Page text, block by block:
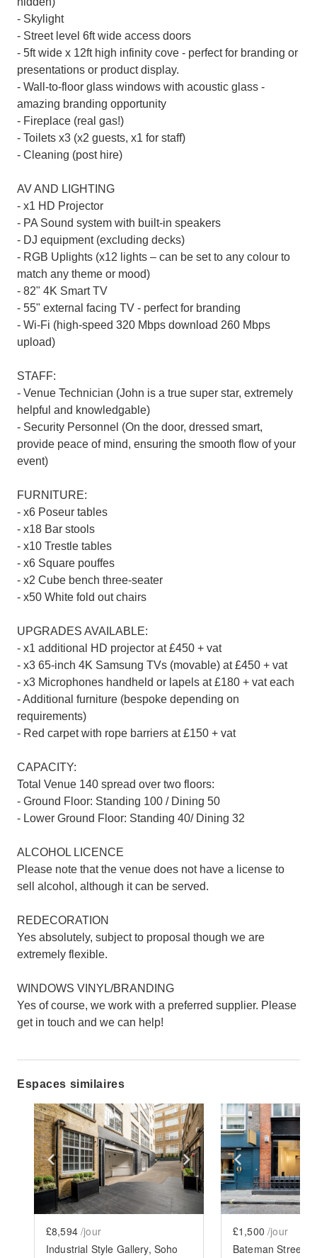
- Skylight
- Street level 6ft wide access doors
- 5ft wide x 12ft high infinity cove - perfect for branding or
presentations or product display.
- Wall-to-floor glass windows with acoustic glass -
amazing branding opportunity
- Fireplace (real gas!)
- Toilets x3 (x2 guests, x1 for staff)
- Cleaning (post hire)
AV AND LIGHTING
- x1 HD Projector
- PA Sound system with built-in speakers
- DJ equipment (excluding decks)
- RGB Uplights (x12 lights – can be set to any colour to
match any theme or mood)
- 82" 4K Smart TV
- 55" external facing TV - perfect for branding
- Wi-Fi (high-speed 320 Mbps download 260 Mbps
upload)
STAFF:
- Venue Technician (John is a true super star, extremely
helpful and knowledgable)
- Security Personnel (On the door, dressed smart,
provide peace of mind, ensuring the smooth flow of your
event)
FURNITURE:
- x6 Poseur tables
- x18 Bar stools
- x10 Trestle tables
- x6 Square pouffes
- x2 Cube bench three-seater
- x50 White fold out chairs
UPGRADES AVAILABLE:
- x1 additional HD projector at £450 + vat
- x3 65-inch 4K Samsung TVs (movable) at £450 + vat
- x3 Microphones handheld or lapels at £180 + vat each
- Additional furniture (bespoke depending on
requirements)
- Red carpet with rope barriers at £150 + vat
CAPACITY:
Total Venue 140 spread over two floors:
- Ground Floor: Standing 100 / Dining 50
- Lower Ground Floor: Standing 40/ Dining 32
ALCOHOL LICENCE
Please note that the venue does not have a license to
sell alcohol, although it can be served.
REDECORATION
Yes absolutely, subject to proposal though we are
extremely flexible.
WINDOWS VINYL/BRANDING
Yes of course, we work with a preferred supplier. Please
get in touch and we can help!
Espaces similaires
Show previous slide Show next slide
£8,594 /jour
Industrial Style Gallery, Soho
Show
£1,500 /jour